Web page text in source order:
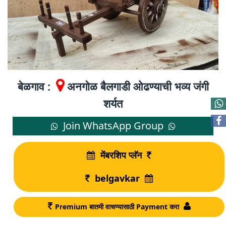
बेळगाव :
अनगोळ बैलगाडी ओढण्याची भव्य जंगी
शर्यत
Join WhatsApp Group
मेंबरशिप प्लॅन
belgavkar
Premium बातमी वाचण्यासाठी Payment करा